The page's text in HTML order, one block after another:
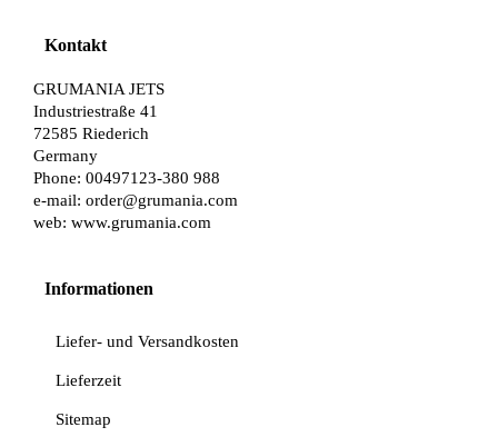
Kontakt
GRUMANIA JETS
Industriestraße 41
72585 Riederich
Germany
Phone: 00497123-380 988
e-mail: order@grumania.com
web: www.grumania.com
Informationen
Liefer- und Versandkosten
Lieferzeit
Sitemap